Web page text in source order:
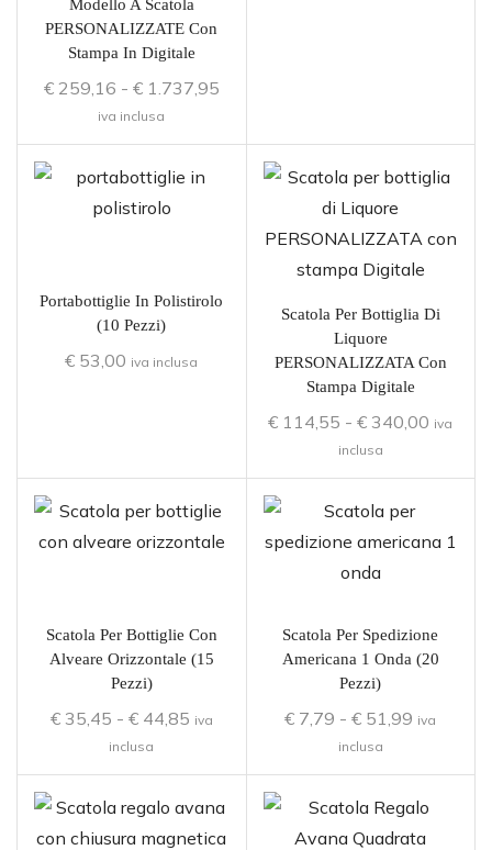
Modello A Scatola
PERSONALIZZATE Con
Stampa In Digitale
€259,16 - €1.737,95
iva inclusa
Portabottiglie In Polistirolo
(10 Pezzi)
€ 53,00 iva inclusa
Scatola Per Bottiglia Di
Liquore
PERSONALIZZATA Con
Stampa Digitale
€ 114,55 - € 340,00 iva
inclusa
Scatola Per Bottiglie Con
Alveare Orizzontale (15
Pezzi)
€35,45 - €44,85 iva
inclusa
Scatola Per Spedizione
Americana 1 Onda (20
Pezzi)
€ 7,79 - € 51,99 iva
inclusa